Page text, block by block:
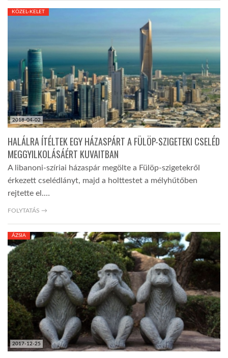
2018-04-02
KÖZEL-KELET
HALÁLRA ÍTÉLTEK EGY HÁZASPÁRT A FÜLÖP-SZIGETEKI CSELÉD
MEGGYILKOLÁSÁÉRT KUVAITBAN
A libanoni-szíriai házaspár megölte a Fülöp-szigetekről
érkezett cselédlányt, majd a holttestet a mélyhűtőben
rejtette el.…
FOLYTATÁS →
2017-12-25
ÁZSIA